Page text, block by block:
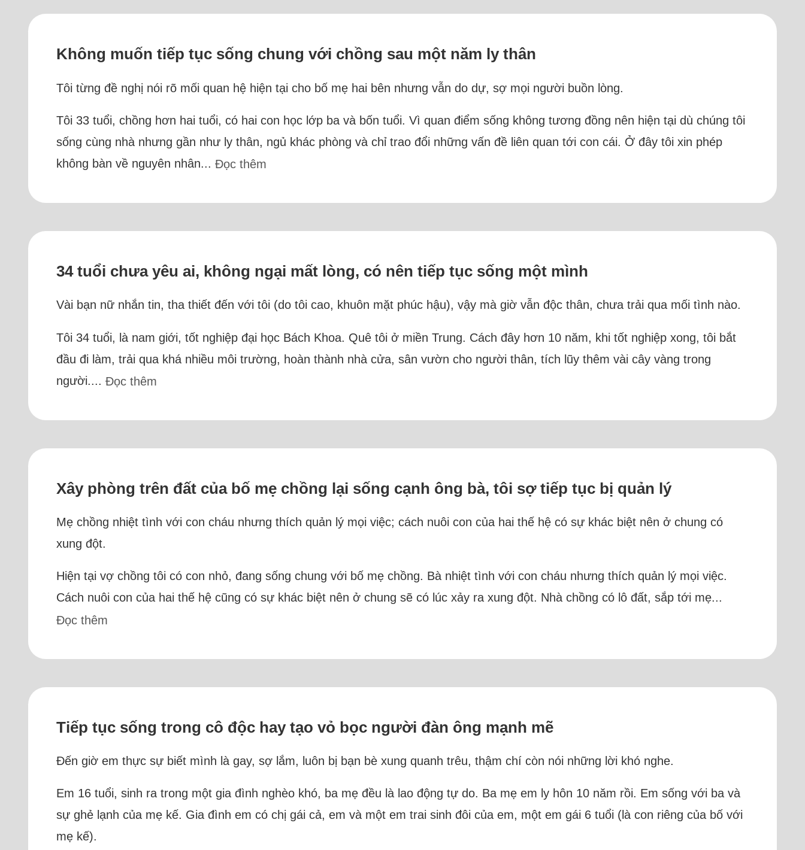
Không muốn tiếp tục sống chung với chồng sau một năm ly thân
Tôi từng đề nghị nói rõ mối quan hệ hiện tại cho bố mẹ hai bên nhưng vẫn do dự, sợ mọi người buồn lòng.
Tôi 33 tuổi, chồng hơn hai tuổi, có hai con học lớp ba và bốn tuổi. Vì quan điểm sống không tương đồng nên hiện tại dù chúng tôi
sống cùng nhà nhưng gần như ly thân, ngủ khác phòng và chỉ trao đổi những vấn đề liên quan tới con cái. Ở đây tôi xin phép
không bàn về nguyên nhân... Đọc thêm
34 tuổi chưa yêu ai, không ngại mất lòng, có nên tiếp tục sống một mình
Vài bạn nữ nhắn tin, tha thiết đến với tôi (do tôi cao, khuôn mặt phúc hậu), vậy mà giờ vẫn độc thân, chưa trải qua mối tình nào.
Tôi 34 tuổi, là nam giới, tốt nghiệp đại học Bách Khoa. Quê tôi ở miền Trung. Cách đây hơn 10 năm, khi tốt nghiệp xong, tôi bắt
đầu đi làm, trải qua khá nhiều môi trường, hoàn thành nhà cửa, sân vườn cho người thân, tích lũy thêm vài cây vàng trong
người.... Đọc thêm
Xây phòng trên đất của bố mẹ chồng lại sống cạnh ông bà, tôi sợ tiếp tục bị quản lý
Mẹ chồng nhiệt tình với con cháu nhưng thích quản lý mọi việc; cách nuôi con của hai thế hệ có sự khác biệt nên ở chung có
xung đột.
Hiện tại vợ chồng tôi có con nhỏ, đang sống chung với bố mẹ chồng. Bà nhiệt tình với con cháu nhưng thích quản lý mọi việc.
Cách nuôi con của hai thế hệ cũng có sự khác biệt nên ở chung sẽ có lúc xảy ra xung đột. Nhà chồng có lô đất, sắp tới mẹ...
Đọc thêm
Tiếp tục sống trong cô độc hay tạo vỏ bọc người đàn ông mạnh mẽ
Đến giờ em thực sự biết mình là gay, sợ lắm, luôn bị bạn bè xung quanh trêu, thậm chí còn nói những lời khó nghe.
Em 16 tuổi, sinh ra trong một gia đình nghèo khó, ba mẹ đều là lao động tự do. Ba mẹ em ly hôn 10 năm rồi. Em sống với ba và
sự ghẻ lạnh của mẹ kế. Gia đình em có chị gái cả, em và một em trai sinh đôi của em, một em gái 6 tuổi (là con riêng của bố với
mẹ kế).